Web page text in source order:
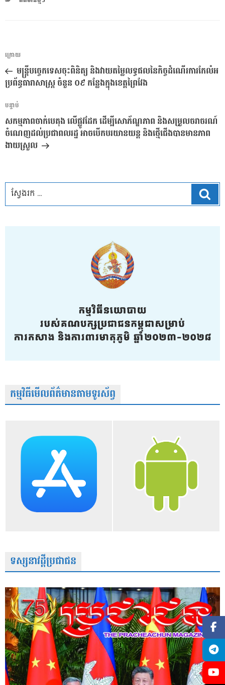
ការ​
នាំទិស​
ប្រកាស
អត្ថបទ
មុន
ក្រោយ
មន្ត្រីបច្ចេកទេសចុះពិនិត្យ និងវាយតម្លៃលទ្ធផលនៃកិច្ចដំណើរការកែលំអ
ប្រព័ន្ធធារាសាស្ត្រ ចំនួន ០៩ កន្លែងក្នុងខេត្តព្រៃវែង
អត្ថបទ
បន្ទាប់
បន្ទាប់
សកម្មភាពចាក់បេតុង លើផ្លូវដែក ដើម្បីសោភ័ណ្ឌភាព និងសម្រួលចរាចរណ៍
ចំណេញដល់ប្រជាពលរដ្ឋ អាចបើកបរយានយន្ត និងថ្មើជើងបានមានភាព
ងាយស្រួល
កម្មវិធីមើលព័ត៌មានតាមទូរស័ព្វ
ទស្សនាវដ្តីប្រជាជន